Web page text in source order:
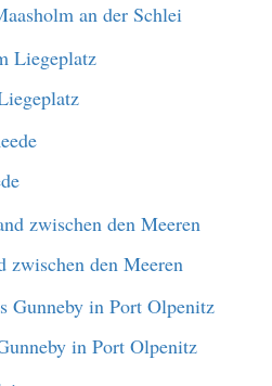
an der Schlei
den Meeren
in Port Olpenitz